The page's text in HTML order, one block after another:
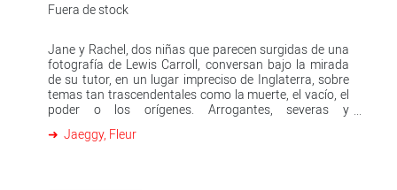
Fuera de stock
Jane y Rachel, dos niñas que parecen surgidas de una
fotografía de Lewis Carroll, conversan bajo la mirada
de su tutor, en un lugar impreciso de Inglaterra, sobre
temas tan trascendentales como la muerte, el vacío, el
poder o los orígenes. Arrogantes, severas y
legítimo, y en absoluto vergonzoso, hablar de esas
Jaeggy, Fleur